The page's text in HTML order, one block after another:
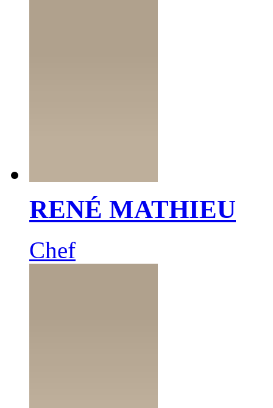
RENÉ MATHIEU
Chef